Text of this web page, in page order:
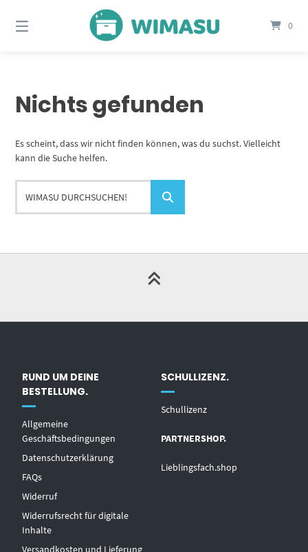
zum
Inhalt
0
Nichts gefunden
Es scheint, dass wir nicht finden können, was du suchst. Vielleicht
kann die Suche helfen.
WIMASU
durchsuchen!
RUND UM DEINE
BESTELLUNG.
Allgemeine
Geschäftsbedingungen
Datenschutzerklärung
FAQs
Widerruf
Widerrufsrecht für digitale
Inhalte
Versandkosten und Lieferung
SCHULLIZENZ.
Schullizenz
PARTNERSHOP.
Lieblingsfach.shop